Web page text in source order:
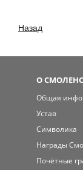
Назад
О
Общая
Устав
Символика
Награды
Почётные